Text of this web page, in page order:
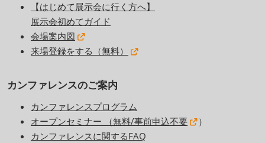
【はじめて展示会に行く方へ】
展示会初めてガイド
会場案内図
来場登録をする（無料）
カンファレンスのご案内
カンファレンスプログラム
オープンセミナー （無料/事前申込不要
）
カンファレンスに関するFAQ